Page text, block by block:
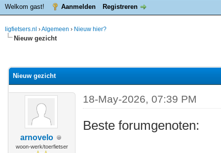
Welkom gast! Aanmelden Registreren
ligfietsers.nl ›Algemeen › Nieuw hier?
Nieuw gezicht
Nieuw gezicht
arnovelo
woon-werk/toerfietser
18-May-2026, 07:39 PM
Beste forumgenoten: